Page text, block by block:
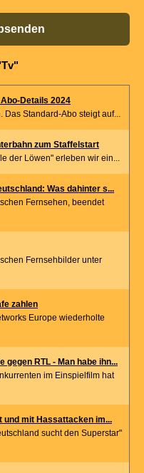
Details 2024
Das Standard-Abo steigt auf...
zum Staffelstart
der Löwen" erleben wir ein...
Was dahinter s...
Fernsehen, beendet
Fernsehbilder unter
zahlen
Europe wiederholte
gegen RTL - Man habe ihn...
im Einspielfilm hat
und mit Hassattacken im...
sucht den Superstar"